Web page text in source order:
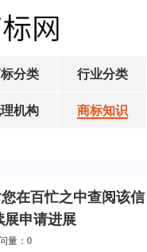
分类 行业分类
机构 商标知识
在百忙之中查阅该信
展申请进展
量： 0